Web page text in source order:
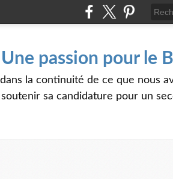
passion pour le
la continuité de ce que nous
sa candidature pour un